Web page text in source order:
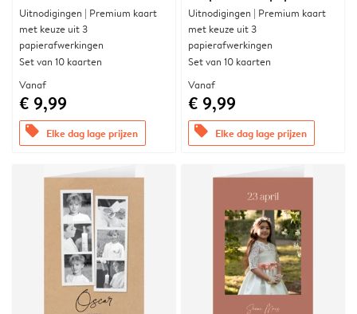
Uitnodigingen | Premium kaart
met keuze uit 3
papierafwerkingen
Set van 10 kaarten
Vanaf
€ 9,99
offers Elke dag lage prijzen
Uitnodigingen | Premium kaart
met keuze uit 3
papierafwerkingen
Set van 10 kaarten
Vanaf
€ 9,99
offers Elke dag lage prijzen